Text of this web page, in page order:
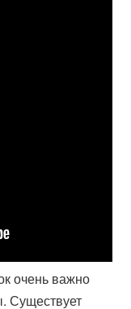
очень важно
Существует